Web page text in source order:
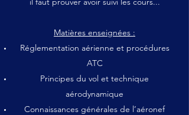
Matières enseignées :
Réglementation aérienne et procédures
ATC
Principes du vol et technique
aérodynamique
Connaissances générales de l’aéronef